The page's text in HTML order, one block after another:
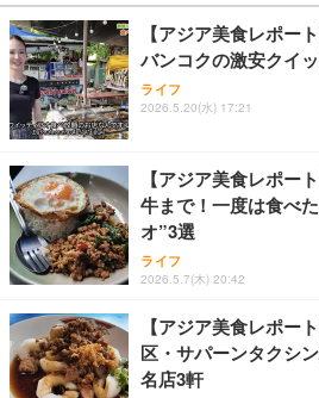
【アジア美食レポー
バンコクの激安クイ
ライフ
2026.5.20(水) 17:21
【アジア美食レポー
牛まで！一度は食べ
オ”3選
ライフ
2026.5.7(木) 20:42
【アジア美食レポー
区・サパーンタクシ
名店3軒